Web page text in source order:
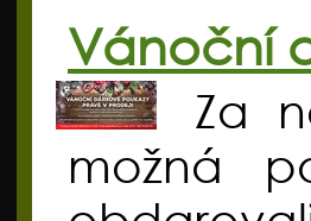
Vánoční
Za
možná